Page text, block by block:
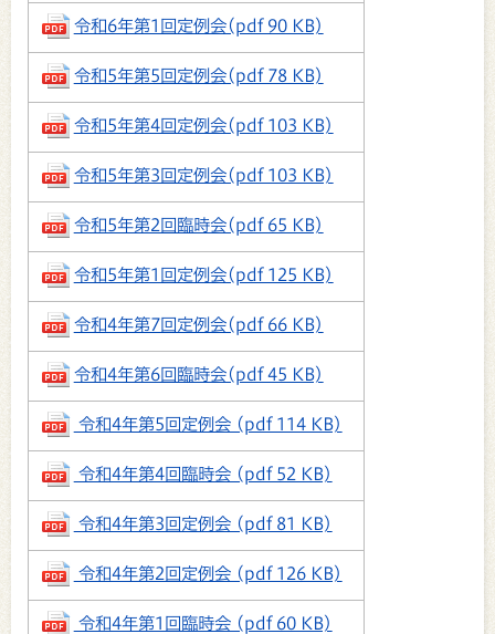
令和6年第1回定例会(pdf 90 KB)
令和5年第5回定例会(pdf 78 KB)
令和5年第4回定例会(pdf 103 KB)
令和5年第3回定例会(pdf 103 KB)
令和5年第2回臨時会(pdf 65 KB)
令和5年第1回定例会(pdf 125 KB)
令和4年第7回定例会(pdf 66 KB)
令和4年第6回臨時会(pdf 45 KB)
令和4年第5回定例会 (pdf 114 KB)
令和4年第4回臨時会 (pdf 52 KB)
令和4年第3回定例会 (pdf 81 KB)
令和4年第2回定例会 (pdf 126 KB)
令和4年第1回臨時会 (pdf 60 KB)